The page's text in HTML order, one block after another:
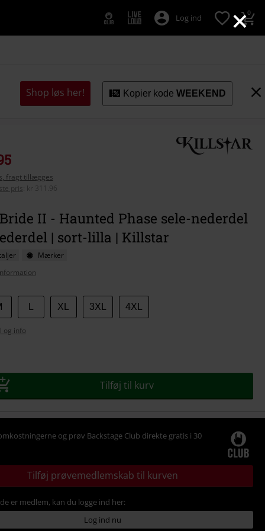
×
Log ind 0
Shop løs her! Kopier kode WEEKEND
fragt tillægges
pris
kr 311.96
II - Haunted Phase sele-nederdel
| sort-lilla | Killstar
Mærker
XL 3XL 4XL
og info
Tilføj til kurv
og prøv Backstage Club direkte gratis i 30
Tilføj prøvemedlemskab til kurven
er medlem, kan du logge ind her:
Log ind nu